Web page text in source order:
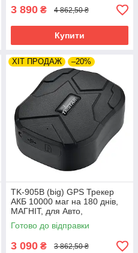
3 890 ₴ 4 862,50 ₴
Купити
ХІТ ПРОДАЖ –20%
TK-905B (big) GPS Трекер
АКБ 10000 маг на 180 днів,
МАГНІТ, для Авто,
Автономний, Автомобільний,
TKSTAR
Готово до відправки
3 090 ₴ 3 862,50 ₴